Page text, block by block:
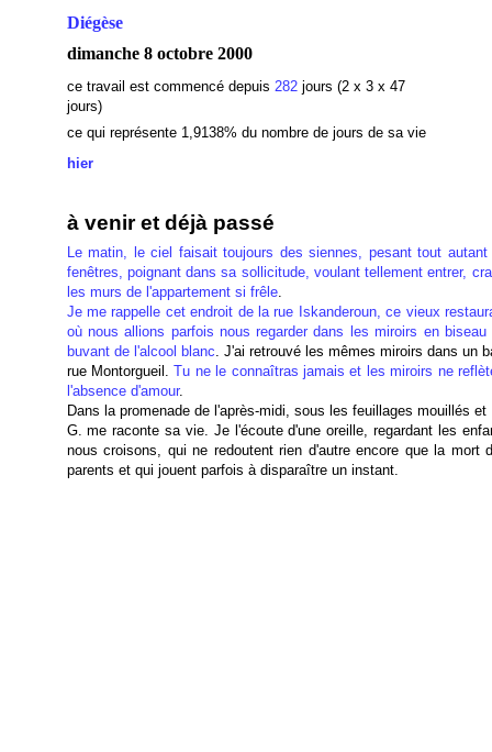
Diégèse
dimanche 8 octobre 2000
ce travail est commencé depuis 282jours (2 x 3 x 47
jours)
ce qui représente 1,9138% du nombre de jours de sa vie
hier
à venir et déjà passé
Le matin, le ciel faisait toujours des siennes, pesant tout
fenêtres, poignant dans sa sollicitude, voulant tellement entrer,
les murs de l'appartement si frêle.
Je me rappelle cet endroit de la rue Iskanderoun, ce vieux
où nous allions parfois nous regarder dans les miroirs en biseau
buvant de l'alcool blanc. J'ai retrouvé les mêmes miroirs dans un
rue Montorgueil.Tu ne le connaîtras jamais et les miroirs ne
l'absence d'amour.
Dans la promenade de l'après-midi, sous les feuillages mouillés et
G. me raconte sa vie. Je l'écoute d'une oreille, regardant les
nous croisons, qui ne redoutent rien d'autre encore que la mort
parents et qui jouent parfois à disparaître un instant.